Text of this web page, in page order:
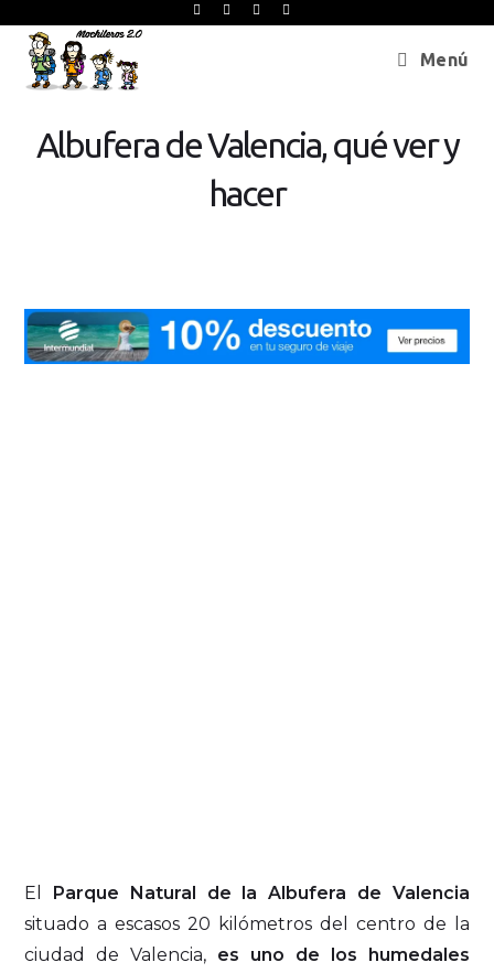
Menú
Albufera de Valencia, qué ver y
hacer
El Parque Natural de la Albufera de Valencia
situado a escasos 20 kilómetros del centro de la
ciudad de Valencia, es uno de los humedales